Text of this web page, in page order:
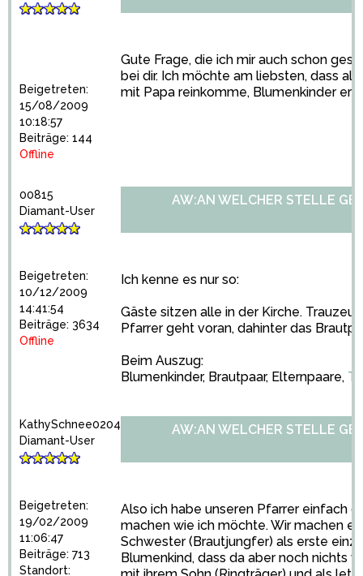
Beigetreten:
15/08/2009
10:18:57
Beiträge: 144
Offline
Gute Frage, die ich mir auch schon
bei dir. Ich möchte am liebsten, dass
mit Papa reinkomme, Blumenkinder
00815
Diamant-User
Beigetreten:
10/12/2009
14:41:54
Beiträge: 3634
Offline
AW:AN WELCHER STELLE
Ich kenne es nur so:
Gäste sitzen alle in der Kirche.
Pfarrer geht voran, dahinter das
Beim Auszug:
Blumenkinder, Brautpaar, Elternpaare,
KathySchnee0204
Diamant-User
Beigetreten:
19/02/2009
11:06:47
Beiträge: 713
Standort:
AW:AN WELCHER STELLE
Also ich habe unseren Pfarrer einfach
machen wie ich möchte. Wir machen
Schwester (Brautjungfer) als erste
Blumenkind, dass da aber noch nichts